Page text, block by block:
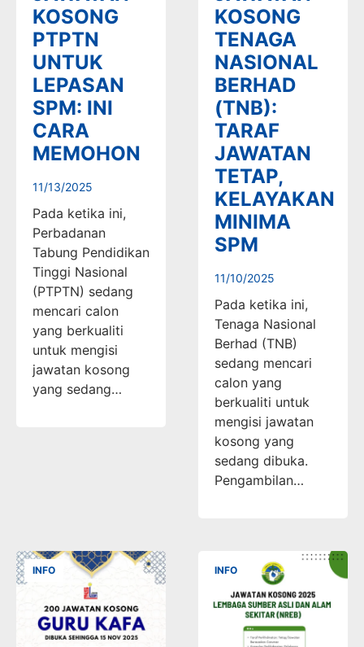
KOSONG
PTPTN
UNTUK
LEPASAN
SPM: INI
CARA
MEMOHON
11/13/2025
Pada ketika ini,
Perbadanan
Tabung Pendidikan
Tinggi Nasional
(PTPTN) sedang
mencari calon
yang berkualiti
untuk mengisi
jawatan kosong
yang sedang…
KOSONG
TENAGA
NASIONAL
BERHAD
(TNB):
TARAF
JAWATAN
TETAP,
KELAYAKAN
MINIMA
SPM
11/10/2025
Pada ketika ini,
Tenaga Nasional
Berhad (TNB)
sedang mencari
calon yang
berkualiti untuk
mengisi jawatan
kosong yang
sedang dibuka.
Pengambilan…
INFO INFO